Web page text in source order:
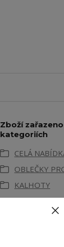
Zboží
kategoriích
CELÁ
OBLEČKY
KALHOTY